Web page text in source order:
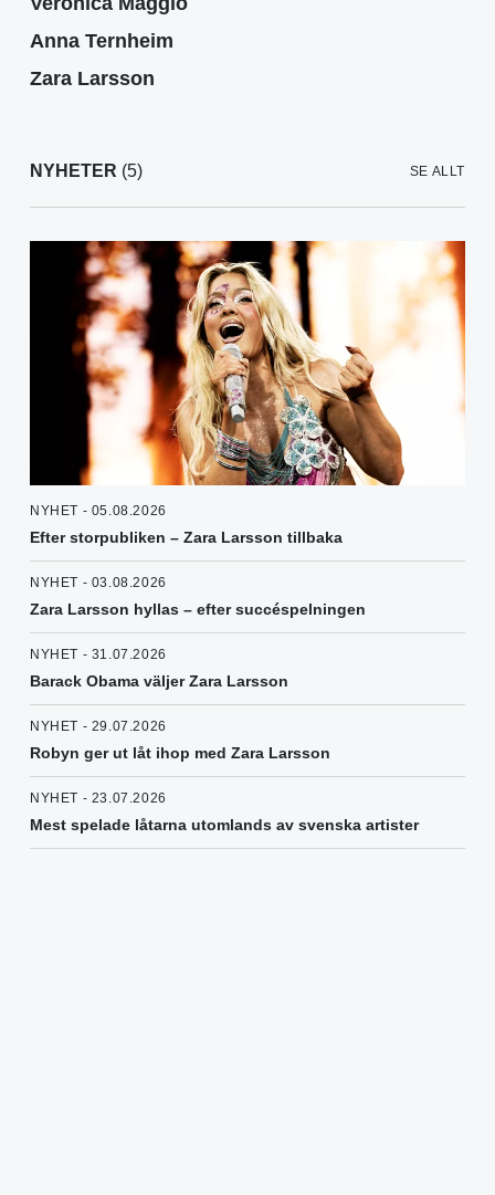
Anna Ternheim
Zara Larsson
NYHETER (5) SE ALLT
NYHET - 05.08.2026
Efter storpubliken – Zara Larsson tillbaka
NYHET - 03.08.2026
Zara Larsson hyllas – efter succéspelningen
NYHET - 31.07.2026
Barack Obama väljer Zara Larsson
NYHET - 29.07.2026
Robyn ger ut låt ihop med Zara Larsson
NYHET - 23.07.2026
Mest spelade låtarna utomlands av svenska artister